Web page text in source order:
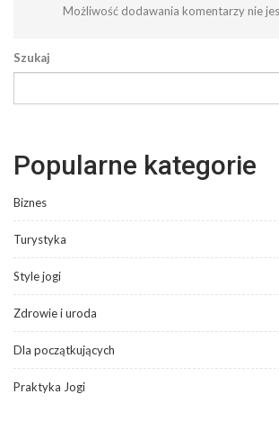
Możliwość dodawania komentarzy nie
Szukaj
Popularne kategorie
Biznes
Turystyka
Style jogi
Zdrowie i uroda
Dla początkujących
Praktyka Jogi